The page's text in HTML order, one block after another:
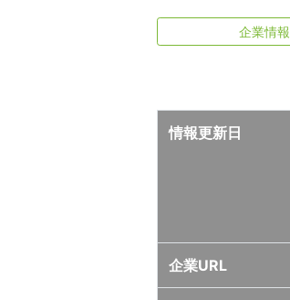
企業情報
情報更新日
企業URL